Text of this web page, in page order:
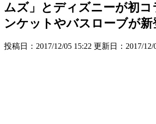
ムズ」とディズニーが初
ンケットやバスローブが新
投稿日：2017/12/05 15:22 更新日： 2017/12/